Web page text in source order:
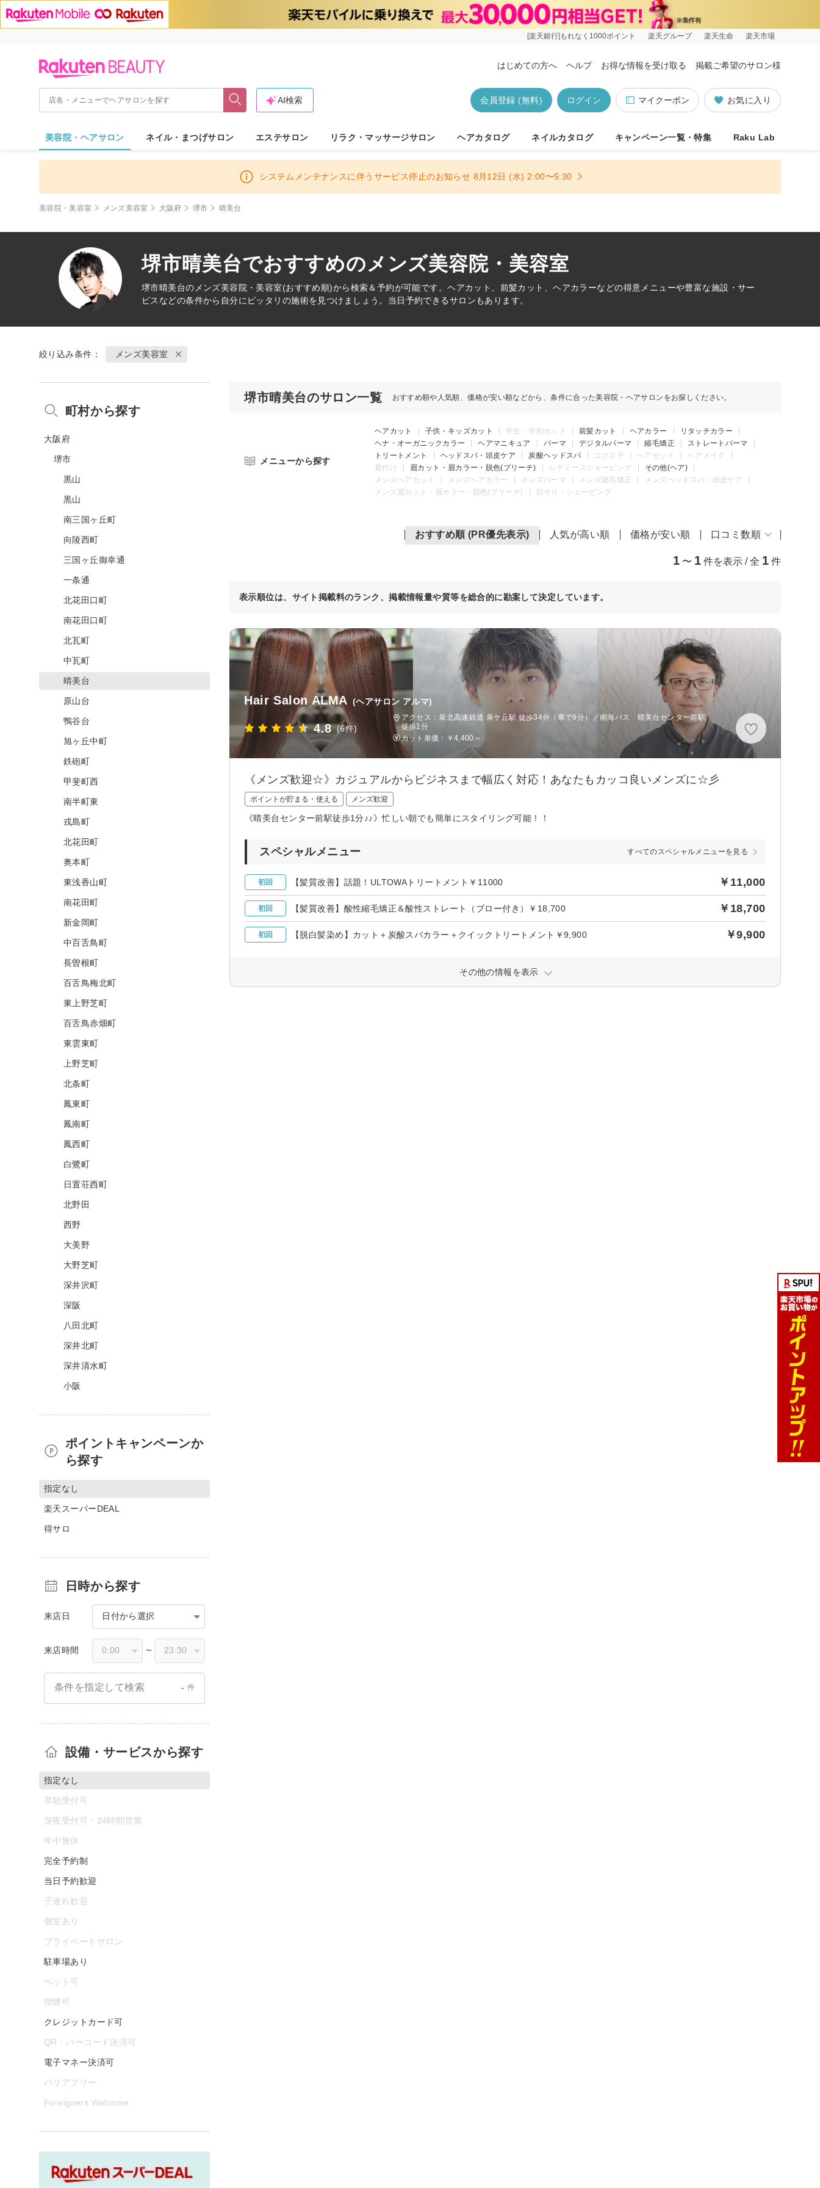
[楽天銀行]もれなく1000ポイント 楽天グループ 楽天生命 楽天市場
はじめての方へ ヘルプ お得な情報を受け取る 掲載ご希望のサロン様
お気に入り
マイクーポン
ログイン
会員登録 (無料)
AI検索
美容院・ヘアサロン ネイル・まつげサロン エステサロン リラク・マッサージサロン ヘアカタログ ネイルカタログ キャンペーン一覧・特集 Raku Lab
システムメンテナンスに伴うサービス停止のお知らせ 8月12日 (水) 2:00〜5:30
美容院・美容室 メンズ美容室 大阪府 堺市 晴美台
堺市晴美台でおすすめのメンズ美容院・美容室
堺市晴美台のメンズ美容院・美容室(おすすめ順)から検索＆予約が可能です。ヘアカット、前髪カット、ヘアカラーなどの得意メニューや豊富な施設・サー
ビスなどの条件から自分にピッタリの施術を見つけましょう。当日予約できるサロンもあります。
絞り込み条件： メンズ美容室
堺市晴美台のサロン一覧 おすすめ順や人気順、価格が安い順などから、条件に合った美容院・ヘアサロンをお探しください。
メニューから探す
ヘアカット 子供・キッズカット 学生・学割カット 前髪カット ヘアカラー
リタッチカラー
ヘナ・オーガニックカラー
ヘアマニキュア パーマ デジタルパーマ 縮毛矯正
ストレートパーマ
トリートメント
ヘッドスパ・頭皮ケア 炭酸ヘッドスパ エクステ ヘアセット
ヘアメイク
着付け
眉カット・眉カラー・脱色(ブリーチ) レディースシェービング
その他(ヘア)
メンズヘアカット
メンズヘアカラー メンズパーマ メンズ縮毛矯正
メンズヘッドスパ・頭皮ケア
メンズ眉カット・眉カラー・脱色(ブリーチ)
顔そり・シェービング
おすすめ順 (PR優先表示) 人気が高い順 価格が安い順 口コミ数順
1 〜 1 件を表示 / 全 1 件
表示順位は、サイト掲載料のランク、掲載情報量や質等を総合的に勘案して決定しています。
Hair Salon ALMA (ヘアサロン アルマ)
4.8 (6件)
アクセス：泉北高速鉄道 泉ケ丘駅 徒歩34分（車で9分）／南海バス 晴美台センター前駅
徒歩1分
カット単価：
￥4,400～
《メンズ歓迎☆》カジュアルからビジネスまで幅広く対応！あなたもカッコ良いメンズに☆彡
ポイントが貯まる・使える メンズ歓迎
《晴美台センター前駅徒歩1分♪♪》忙しい朝でも簡単にスタイリング可能！！
スペシャルメニュー すべてのスペシャルメニューを見る
初回 【髪質改善】話題！ULTOWAトリートメント￥11000 ￥11,000
初回 【髪質改善】酸性縮毛矯正＆酸性ストレート（ブロー付き）￥18,700 ￥18,700
初回 【脱白髪染め】カット＋炭酸スパカラー＋クイックトリートメント￥9,900 ￥9,900
その他の情報を表示
町村から探す
大阪府
堺市
黒山
黒山
南三国ヶ丘町
向陵西町
三国ヶ丘御幸通
一条通
北花田口町
南花田口町
北瓦町
中瓦町
晴美台
原山台
鴨谷台
旭ヶ丘中町
鉄砲町
甲斐町西
南半町東
戎島町
北花田町
奥本町
東浅香山町
南花田町
新金岡町
中百舌鳥町
長曽根町
百舌鳥梅北町
東上野芝町
百舌鳥赤畑町
東雲東町
上野芝町
北条町
鳳東町
鳳南町
鳳西町
白鷺町
日置荘西町
北野田
西野
大美野
大野芝町
深井沢町
深阪
八田北町
深井北町
深井清水町
小阪
ポイントキャンペーンか
ら探す
指定なし
楽天スーパーDEAL
得サロ
日時から探す
来店日 日付から選択
来店時間 〜
条件を指定して検索 - 件
設備・サービスから探す
指定なし
早朝受付可
深夜受付可・24時間営業
年中無休
完全予約制
当日予約歓迎
子連れ歓迎
個室あり
プライベートサロン
駐車場あり
ペット可
喫煙可
クレジットカード可
QR・バーコード決済可
電子マネー決済可
バリアフリー
Foreigners Welcome